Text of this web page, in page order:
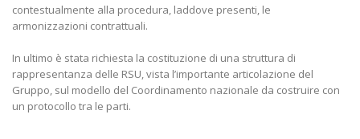
contestualmente alla procedura, laddove presenti, le
armonizzazioni contrattuali.
In ultimo è stata richiesta la costituzione di una struttura di
rappresentanza delle RSU, vista l’importante articolazione del
Gruppo, sul modello del Coordinamento nazionale da costruire con
un protocollo tra le parti.